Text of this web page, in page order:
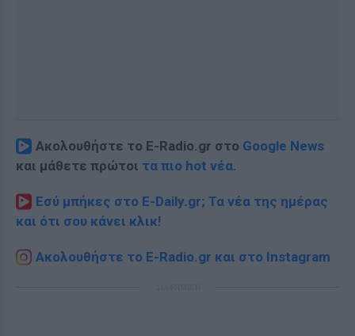
Ακολουθήστε το E-Radio.gr στο Google News
και μάθετε πρώτοι τα πιο hot νέα.
Εσύ μπήκες στο E-Daily.gr; Τα νέα της ημέρας
και ότι σου κάνει κλικ!
Ακολουθήστε το E-Radio.gr και στο Instagram